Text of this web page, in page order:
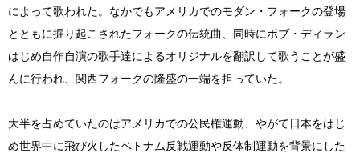
によって歌われた。なかでもアメリカでのモダン・フォークの登場
とともに掘り起こされたフォークの伝統曲、同時にボブ・ディラン
はじめ自作自演の歌手達によるオリジナルを翻訳して歌うことが盛
んに行われ、関西フォークの隆盛の一端を担っていた。
大半を占めていたのはアメリカでの公民権運動、やがて日本をはじ
め世界中に飛び火したベトナム反戦運動や反体制運動を背景にした